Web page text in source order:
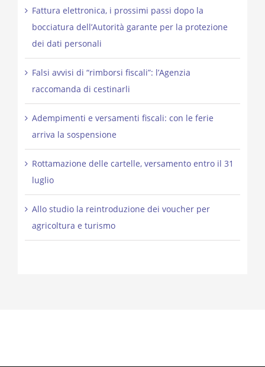
Fattura elettronica, i prossimi passi dopo la
bocciatura dell’Autorità garante per la protezione
dei dati personali
Falsi avvisi di “rimborsi fiscali”: l’Agenzia
raccomanda di cestinarli
Adempimenti e versamenti fiscali: con le ferie
arriva la sospensione
Rottamazione delle cartelle, versamento entro il 31
luglio
Allo studio la reintroduzione dei voucher per
agricoltura e turismo